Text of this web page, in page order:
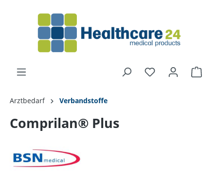
Arztbedarf Verbandstoffe
Comprilan® Plus